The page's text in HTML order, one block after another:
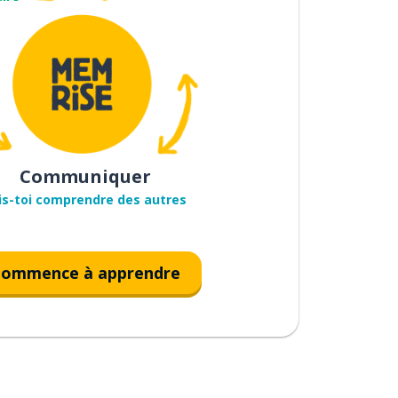
Communiquer
toi comprendre des autres
à apprendre